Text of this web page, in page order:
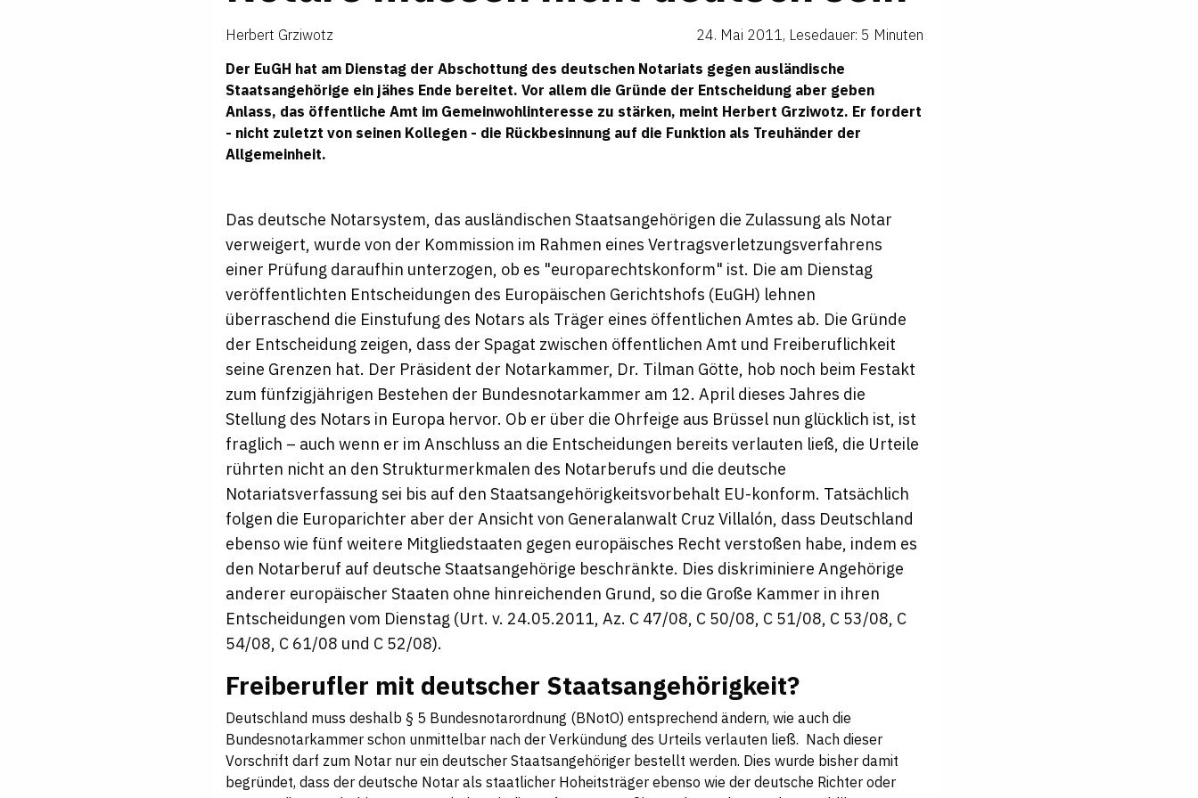
Herbert Grziwotz 24. Mai 2011, Lesedauer: 5 Minuten
Der EuGH hat am Dienstag der Abschottung des deutschen Notariats gegen ausländische
Staatsangehörige ein jähes Ende bereitet. Vor allem die Gründe der Entscheidung aber geben
Anlass, das öffentliche Amt im Gemeinwohlinteresse zu stärken, meint Herbert Grziwotz. Er fordert
- nicht zuletzt von seinen Kollegen - die Rückbesinnung auf die Funktion als Treuhänder der
Allgemeinheit.
Das deutsche Notarsystem, das ausländischen Staatsangehörigen die Zulassung als Notar
verweigert, wurde von der Kommission im Rahmen eines Vertragsverletzungsverfahrens
einer Prüfung daraufhin unterzogen, ob es "europarechtskonform" ist. Die am Dienstag
veröffentlichten Entscheidungen des Europäischen Gerichtshofs (EuGH) lehnen
überraschend die Einstufung des Notars als Träger eines öffentlichen Amtes ab. Die Gründe
der Entscheidung zeigen, dass der Spagat zwischen öffentlichen Amt und Freiberuflichkeit
seine Grenzen hat. Der Präsident der Notarkammer, Dr. Tilman Götte, hob noch beim Festakt
zum fünfzigjährigen Bestehen der Bundesnotarkammer am 12. April dieses Jahres die
Stellung des Notars in Europa hervor. Ob er über die Ohrfeige aus Brüssel nun glücklich ist, ist
fraglich – auch wenn er im Anschluss an die Entscheidungen bereits verlauten ließ, die Urteile
rührten nicht an den Strukturmerkmalen des Notarberufs und die deutsche
Notariatsverfassung sei bis auf den Staatsangehörigkeitsvorbehalt EU-konform. Tatsächlich
folgen die Europarichter aber der Ansicht von Generalanwalt Cruz Villalón, dass Deutschland
ebenso wie fünf weitere Mitgliedstaaten gegen europäisches Recht verstoßen habe, indem es
den Notarberuf auf deutsche Staatsangehörige beschränkte. Dies diskriminiere Angehörige
anderer europäischer Staaten ohne hinreichenden Grund, so die Große Kammer in ihren
Entscheidungen vom Dienstag (Urt. v. 24.05.2011, Az. C 47/08, C 50/08, C 51/08, C 53/08, C
54/08, C 61/08 und C 52/08).
Freiberufler mit deutscher Staatsangehörigkeit?
Deutschland muss deshalb § 5 Bundesnotarordnung (BNotO) entsprechend ändern, wie auch die
Bundesnotarkammer schon unmittelbar nach der Verkündung des Urteils verlauten ließ. Nach dieser
Vorschrift darf zum Notar nur ein deutscher Staatsangehöriger bestellt werden. Dies wurde bisher damit
begründet, dass der deutsche Notar als staatlicher Hoheitsträger ebenso wie der deutsche Richter oder